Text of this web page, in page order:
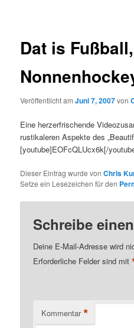
Dat is
Veröffentlicht amJuni 7, 2007von
Eine herzerfrischende
rustikaleren Aspekte des
[youtube]EOFcQLUcx6k[/
Dieser Eintrag wurde vonChris
Setze ein Lesezeichen für den
Schreibe
Deine E-Mail-Adresse wird
Erforderliche Felder sind mit
Kommentar *